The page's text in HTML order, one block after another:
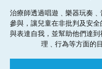
治療師透過唱遊﹑樂器玩奏
參與，讓兒童在非批判及安
與表達自我，並幫助他們達
理﹑行為等方面的目